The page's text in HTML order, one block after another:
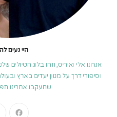
היי נעים
אנחנו אלי ואיריס, וזהו בלוג הטיולים
וסיפורי דרך על מגוון יעדים בארץ
שתעקבו אחרינו